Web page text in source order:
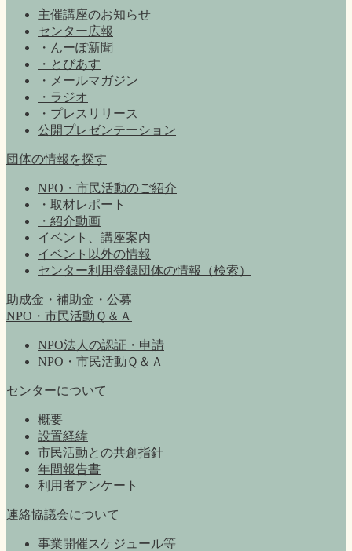
主催講座のお知らせ
センター広報
・んーぽ新聞
・とぴあす
・メールマガジン
・ラジオ
・プレスリリース
公開プレゼンテーション
団体の情報を探す
NPO・市民活動のご紹介
・取材レポート
・紹介動画
イベント、講座案内
イベント以外の情報
センター利用登録団体の情報（検索）
助成金・補助金・公募
NPO・市民活動Ｑ＆Ａ
NPO法人の認証・申請
NPO・市民活動Ｑ＆Ａ
センターについて
概要
設置経緯
市民活動との共創指針
年間報告書
利用者アンケート
連絡協議会について
事業開催スケジュール等